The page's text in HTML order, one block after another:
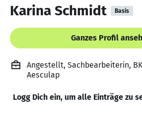
Karina Schmidt Basis
Ganzes Profil
Angestellt, Sachbearbeiterin,
Aesculap
Logg Dich ein, um alle Einträge zu